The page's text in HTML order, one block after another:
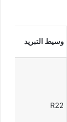
وسيط التبريد
R22